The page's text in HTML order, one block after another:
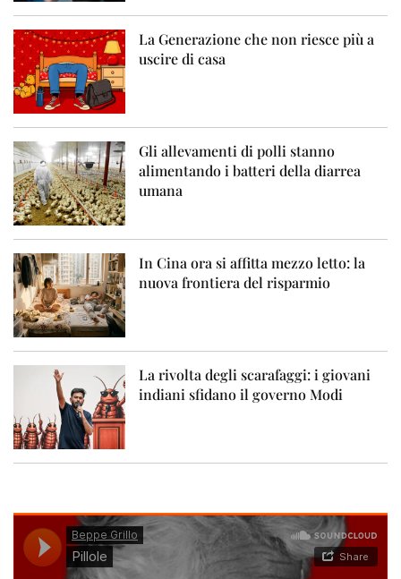
La Generazione che non riesce più a
uscire di casa
Gli allevamenti di polli stanno
alimentando i batteri della diarrea
umana
In Cina ora si affitta mezzo letto: la
nuova frontiera del risparmio
La rivolta degli scarafaggi: i giovani
indiani sfidano il governo Modi